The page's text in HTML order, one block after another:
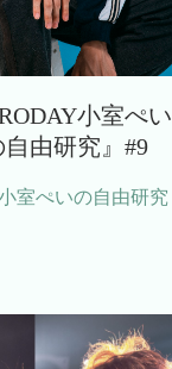
小室ぺい
自由研究』#9
室ぺいの自由研究